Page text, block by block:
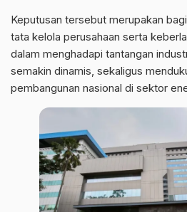
Keputusan tersebut merupakan
tata kelola perusahaan serta
dalam menghadapi tantangan
semakin dinamis, sekaligus
pembangunan nasional di sektor